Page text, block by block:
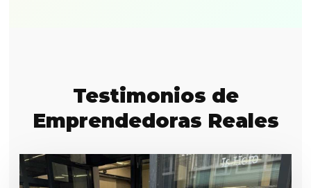
Testimonios de
Emprendedoras Reales